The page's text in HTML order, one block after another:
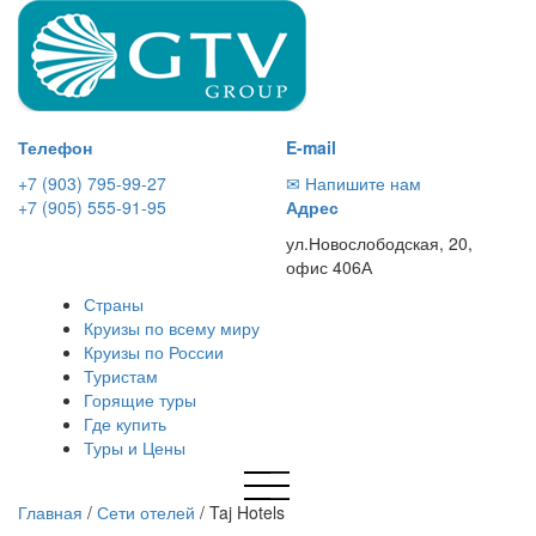
Телефон
+7 (903) 795-99-27
+7 (905) 555-91-95
E-mail
✉ Напишите нам
Адрес
ул.Новослободская, 20,
офис 406А
Страны
Круизы по всему миру
Круизы по России
Туристам
Горящие туры
Где купить
Туры и Цены
Главная / Сети отелей / Taj Hotels